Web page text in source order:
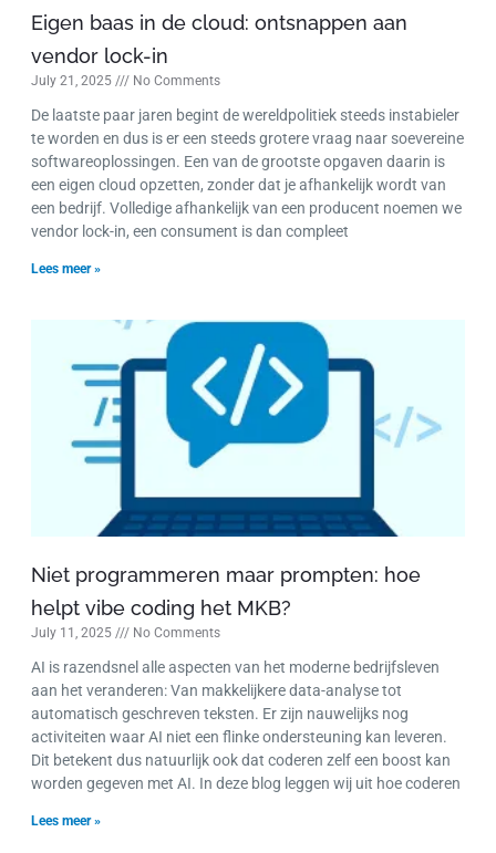
Eigen baas in de cloud: ontsnappen aan
vendor lock-in
July 21, 2025 No Comments
De laatste paar jaren begint de wereldpolitiek steeds instabieler
te worden en dus is er een steeds grotere vraag naar soevereine
softwareoplossingen. Een van de grootste opgaven daarin is
een eigen cloud opzetten, zonder dat je afhankelijk wordt van
een bedrijf. Volledige afhankelijk van een producent noemen we
vendor lock-in, een consument is dan compleet
Lees meer »
Niet programmeren maar prompten: hoe
helpt vibe coding het MKB?
July 11, 2025 No Comments
AI is razendsnel alle aspecten van het moderne bedrijfsleven
aan het veranderen: Van makkelijkere data-analyse tot
automatisch geschreven teksten. Er zijn nauwelijks nog
activiteiten waar AI niet een flinke ondersteuning kan leveren.
Dit betekent dus natuurlijk ook dat coderen zelf een boost kan
worden gegeven met AI. In deze blog leggen wij uit hoe coderen
Lees meer »